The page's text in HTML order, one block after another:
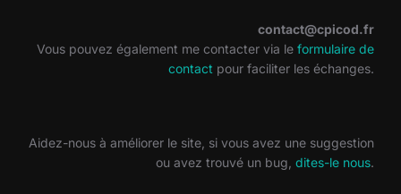
contact@cpicod.fr
Vous pouvez également me contacter via le formulaire de
contact pour faciliter les échanges.
Aidez-nous à améliorer le site, si vous avez une suggestion
ou avez trouvé un bug, dites-le nous.